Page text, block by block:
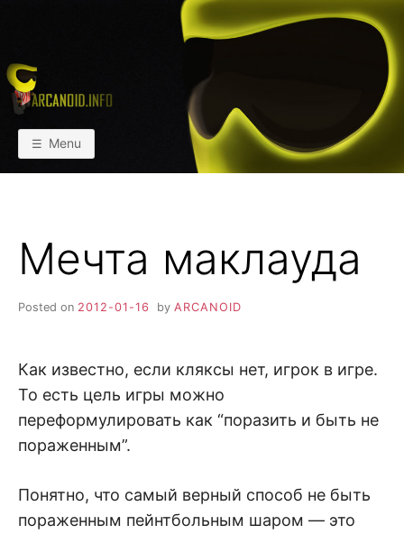
АРКАИНФО
Пейнтбол vs Paintball
Menu
Мечта маклауда
Posted on 2012-01-16 by ARCANOID
Как известно, если кляксы нет, игрок в игре.
То есть цель игры можно
переформулировать как “поразить и быть не
пораженным”.
Понятно, что самый верный способ не быть
пораженным пейнтбольным шаром — это